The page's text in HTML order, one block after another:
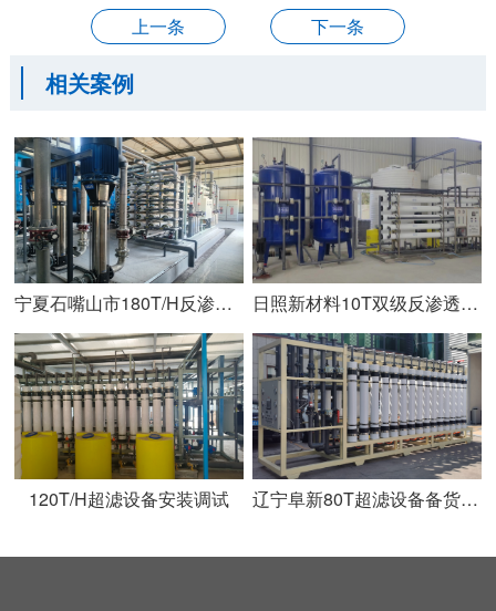
上一条 下一条
相关案例
宁夏石嘴山市180T/H反渗透设备安装调试完成 日照新材料10T双级反渗透设备安装调试完成
120T/H超滤设备安装调试 辽宁阜新80T超滤设备备货发货